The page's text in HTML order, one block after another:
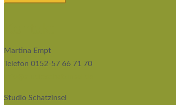
Martina Empt
Telefon 0152-57 66 71 70
Studio Schatzinsel